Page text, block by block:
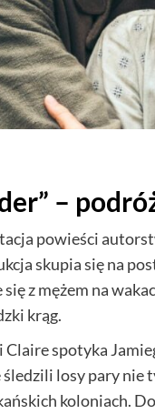
–
powieści
skupia się na
z mężem na
krąg.
spotyka
losy pary nie
koloniach.